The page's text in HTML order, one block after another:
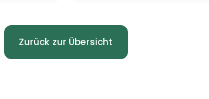
Zurück zur Übersicht